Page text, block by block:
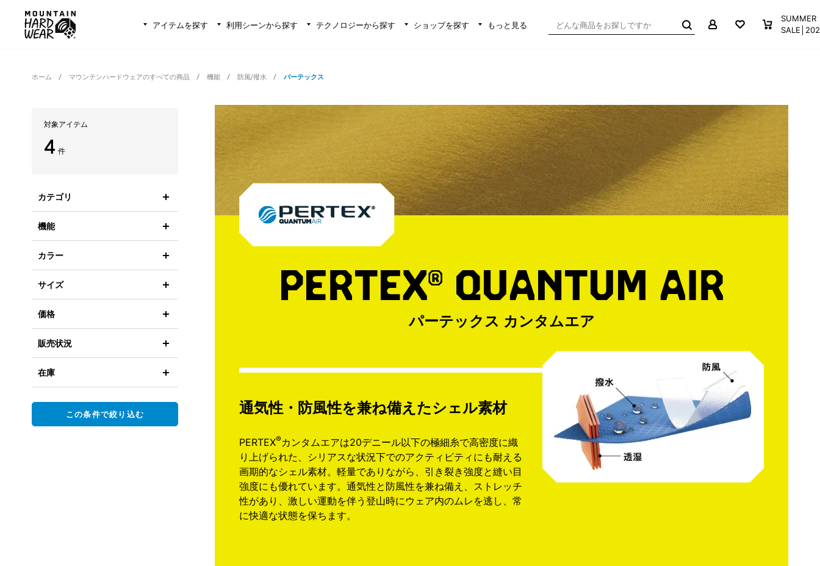
アイテムを探す 利用シーンから探す テクノロジーから探す ショップを探す もっと見る
お気に入り買い物か
SUMMER
ホーム マウンテンハードウェアのすべての商品 機能 防風/撥水 パーテックス
対象アイテム
4 件
カテゴリ
機能
カラー
サイズ
価格
販売状況
在庫
この条件で絞り込む
PERTEX® QUANTUM AIR
パーテックス カンタムエア
通気性・防風性を兼ね備えたシェル素材
PERTEX®カンタムエアは20デニール以下の極細糸で高密度に織
り上げられた、シリアスな状況下でのアクティビティにも耐える
画期的なシェル素材。軽量でありながら、引き裂き強度と縫い目
強度にも優れています。通気性と防風性を兼ね備え、ストレッチ
性があり、激しい運動を伴う登山時にウェア内のムレを逃し、常
に快適な状態を保ちます。